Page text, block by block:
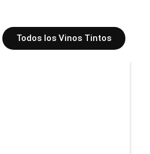
Todos los Vinos Tintos